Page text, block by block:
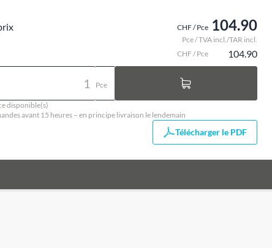
CHF / Pce 104.90
Pce / TVA incl./TAR incl.
CHF / Pce 104.90
Pce
disponible(s)
avant 15 heures – en principe livraison le lendemain
Télécharger le PDF